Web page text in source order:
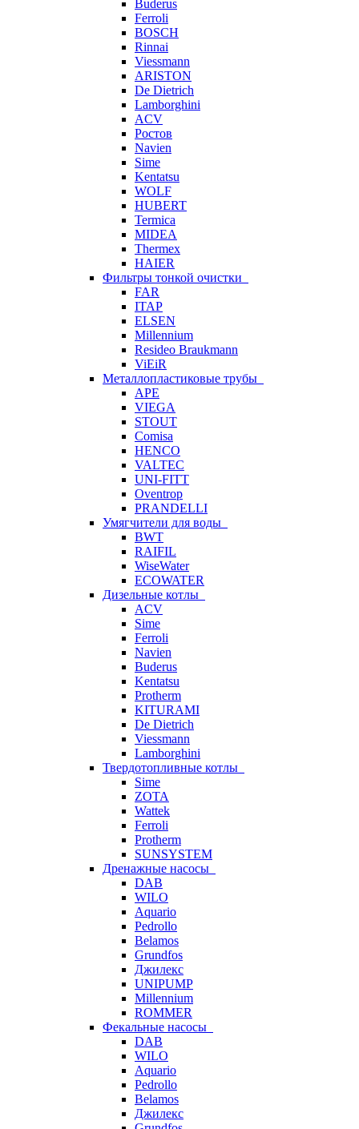
Buderus
Ferroli
BOSCH
Rinnai
Viessmann
ARISTON
De Dietrich
Lamborghini
ACV
Ростов
Navien
Sime
Kentatsu
WOLF
HUBERT
Termica
MIDEA
Thermex
HAIER
Фильтры тонкой очистки
FAR
ITAP
ELSEN
Millennium
Resideo Braukmann
ViEiR
Металлопластиковые трубы
APE
VIEGA
STOUT
Comisa
HENCO
VALTEC
UNI-FITT
Oventrop
PRANDELLI
Умягчители для воды
BWT
RAIFIL
WiseWater
ECOWATER
Дизельные котлы
ACV
Sime
Ferroli
Navien
Buderus
Kentatsu
Protherm
KITURAMI
De Dietrich
Viessmann
Lamborghini
Твердотопливные котлы
Sime
ZOTA
Wattek
Ferroli
Protherm
SUNSYSTEM
Дренажные насосы
DAB
WILO
Aquario
Pedrollo
Belamos
Grundfos
Джилекс
UNIPUMP
Millennium
ROMMER
Фекальные насосы
DAB
WILO
Aquario
Pedrollo
Belamos
Джилекс